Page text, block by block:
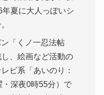
夏に大人っぽいシ
ン「くノ一忍法帖
、絵画など活動の
ビ系「あいのり：
深夜0時55分）で